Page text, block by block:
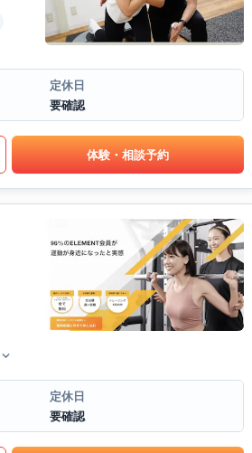
定休日
要確認
体験・相談予約
定休日
要確認